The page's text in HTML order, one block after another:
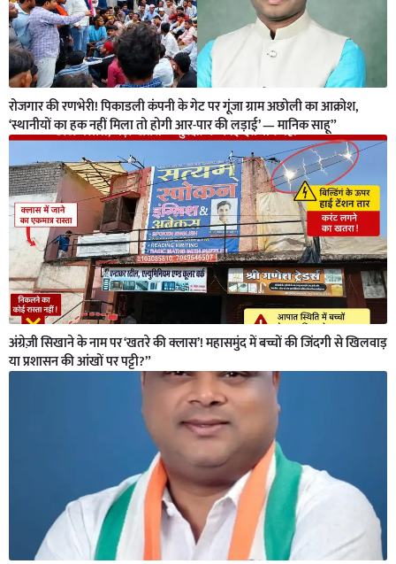
रोजगार की रणभेरी! पिकाडली कंपनी के गेट पर गूंजा ग्राम अछोली का आक्रोश,
‘स्थानीयों का हक नहीं मिला तो होगी आर-पार की लड़ाई’ — मानिक साहू”
अंग्रेज़ी सिखाने के नाम पर ‘खतरे की क्लास’! महासमुंद में बच्चों की जिंदगी से खिलवाड़
या प्रशासन की आंखों पर पट्टी?”